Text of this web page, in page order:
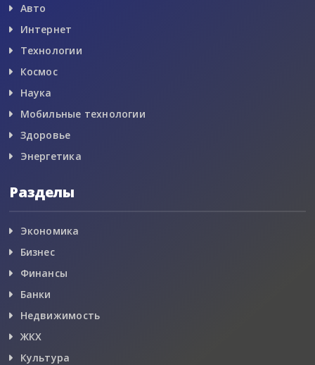
Авто
Интернет
Технологии
Космос
Наука
Мобильные технологии
Здоровье
Энергетика
Разделы
Экономика
Бизнес
Финансы
Банки
Недвижимость
ЖКХ
Культура